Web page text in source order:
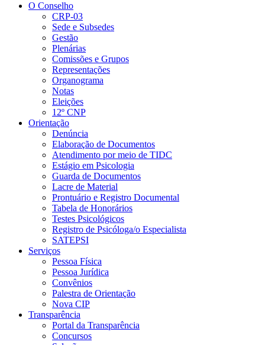
O Conselho
CRP-03
Sede e Subsedes
Gestão
Plenárias
Comissões e Grupos
Representações
Organograma
Notas
Eleições
12º CNP
Orientação
Denúncia
Elaboração de Documentos
Atendimento por meio de TIDC
Estágio em Psicologia
Guarda de Documentos
Lacre de Material
Prontuário e Registro Documental
Tabela de Honorários
Testes Psicológicos
Registro de Psicóloga/o Especialista
SATEPSI
Serviços
Pessoa Física
Pessoa Jurídica
Convênios
Palestra de Orientação
Nova CIP
Transparência
Portal da Transparência
Concursos